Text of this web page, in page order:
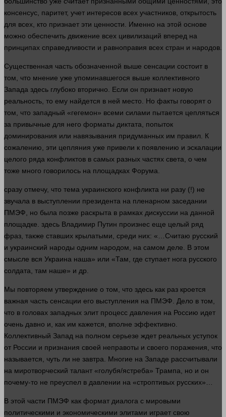
консенсус, паритет, учет интересов всех участников, открытость
для всех, кто признает эти ценности. Именно на этой основе
можно обеспечить движение всех цивилизаций вперед на
принципах справедливости и равноправия всех стран и народов.
Существенная часть обозначенной выше сенсации состоит в
том, что мнение уже упоминавшегося выше коллективного
Запада здесь глубоко вторично. Если он признает новую
реальность, то ему найдется в ней место . Но факты говорят о
том, что западный «гегемон» всеми силами пытается цепляться
за привычные для него форматы диктата, попыток
доминирования или навязывания придуманных им правил. К
сожалению, эти цепляния уже привели к появлению и эскалации
целого ряда конфликтов в самых разных частях света, о чем
тоже много говорилось на площадках Форума.
сразу отмечу, что тема украинского конфликта ни разу (!) не
звучала в выступлении президента на пленарном заседании
ПМЭФ, но была позже раскрыта в рамках дискуссии на данной
площадке. здесь Владимир Путин произнес еще целый ряд
фраз, также ставших крылатыми, среди них: «…Считаю русский
и украинский народы одним народом, на самом деле. В этом
смысле вся Украина наша» или «Там, где ступает нога русского
солдата, там наше» и др.
Мы повторяем утверждение о том, что здесь как раз кроется
важная часть сенсации его выступления на ПМЭФ. Дело в том,
что в головах западных элит процесс давления на Россию идет
очень давно и, как им кажется, вполне эффективно.
Коллективный Запад на полном серьезе ждет реальных уступок
от России и признания своей неправоты и своего поражения , что
называется, чуть ли не завтра . Многие на Западе рассчитывали
на миротворческий талант «голубя/ястреба» Трампа, но и он
почему-то не преуспел в давлении на «строптивых русских»…
В этой части ПМЭФ как формат диалога с мировыми
политическими и экономическими элитами играет свою